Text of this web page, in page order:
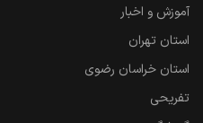
آموزش و اخبار
استان تهران
استان خراسان رضوی
تفریحی